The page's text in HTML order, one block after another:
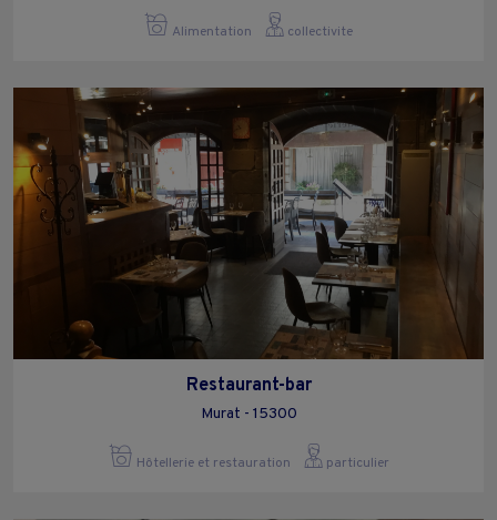
Alimentation collectivite
Restaurant-bar
Murat - 15300
Hôtellerie et restauration particulier